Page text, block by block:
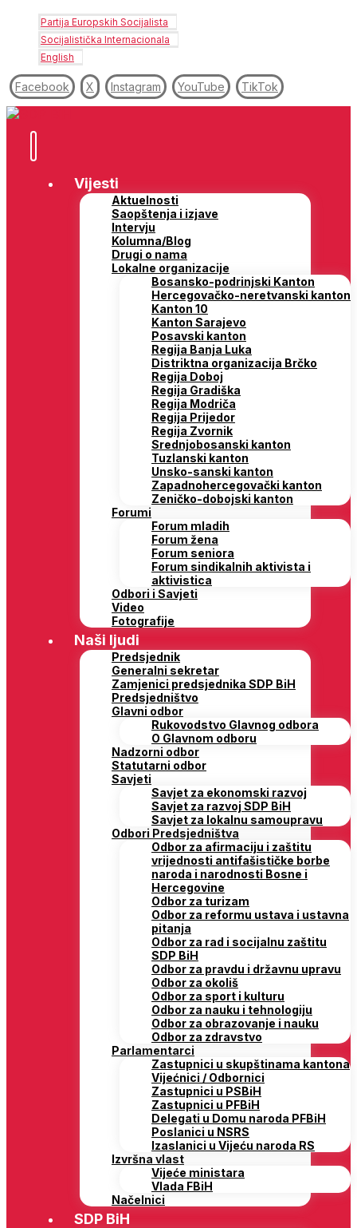
Partija Europskih Socijalista
Socijalistička Internacionala
English
Facebook X Instagram YouTube TikTok
Vijesti
Aktuelnosti
Saopštenja i izjave
Intervju
Kolumna/Blog
Drugi o nama
Lokalne organizacije
Bosansko-podrinjski Kanton
Hercegovačko-neretvanski kanton
Kanton 10
Kanton Sarajevo
Posavski kanton
Regija Banja Luka
Distriktna organizacija Brčko
Regija Doboj
Regija Gradiška
Regija Modriča
Regija Prijedor
Regija Zvornik
Srednjobosanski kanton
Tuzlanski kanton
Unsko-sanski kanton
Zapadnohercegovački kanton
Zeničko-dobojski kanton
Forumi
Forum mladih
Forum žena
Forum seniora
Forum sindikalnih aktivista i
aktivistica
Odbori i Savjeti
Video
Fotografije
Naši ljudi
Predsjednik
Generalni sekretar
Zamjenici predsjednika SDP BiH
Predsjedništvo
Glavni odbor
Rukovodstvo Glavnog odbora
O Glavnom odboru
Nadzorni odbor
Statutarni odbor
Savjeti
Savjet za ekonomski razvoj
Savjet za razvoj SDP BiH
Savjet za lokalnu samoupravu
Odbori Predsjedništva
Odbor za afirmaciju i zaštitu
vrijednosti antifašističke borbe
naroda i narodnosti Bosne i
Hercegovine
Odbor za turizam
Odbor za reformu ustava i ustavna
pitanja
Odbor za rad i socijalnu zaštitu
SDP BiH
Odbor za pravdu i državnu upravu
Odbor za okoliš
Odbor za sport i kulturu
Odbor za nauku i tehnologiju
Odbor za obrazovanje i nauku
Odbor za zdravstvo
Parlamentarci
Zastupnici u skupštinama kantona
Vijećnici / Odbornici
Zastupnici u PSBiH
Zastupnici u PFBiH
Delegati u Domu naroda PFBiH
Poslanici u NSRS
Izaslanici u Vijeću naroda RS
Izvršna vlast
Vijeće ministara
Vlada FBiH
Načelnici
SDP BiH